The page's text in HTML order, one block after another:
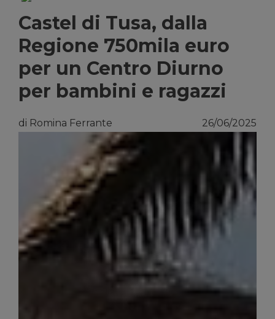
Castel di Tusa, dalla
Regione 750mila euro
per un Centro Diurno
per bambini e ragazzi
di Romina Ferrante 26/06/2025